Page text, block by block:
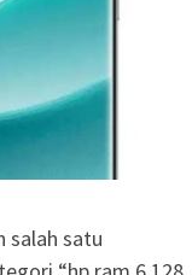
salah satu